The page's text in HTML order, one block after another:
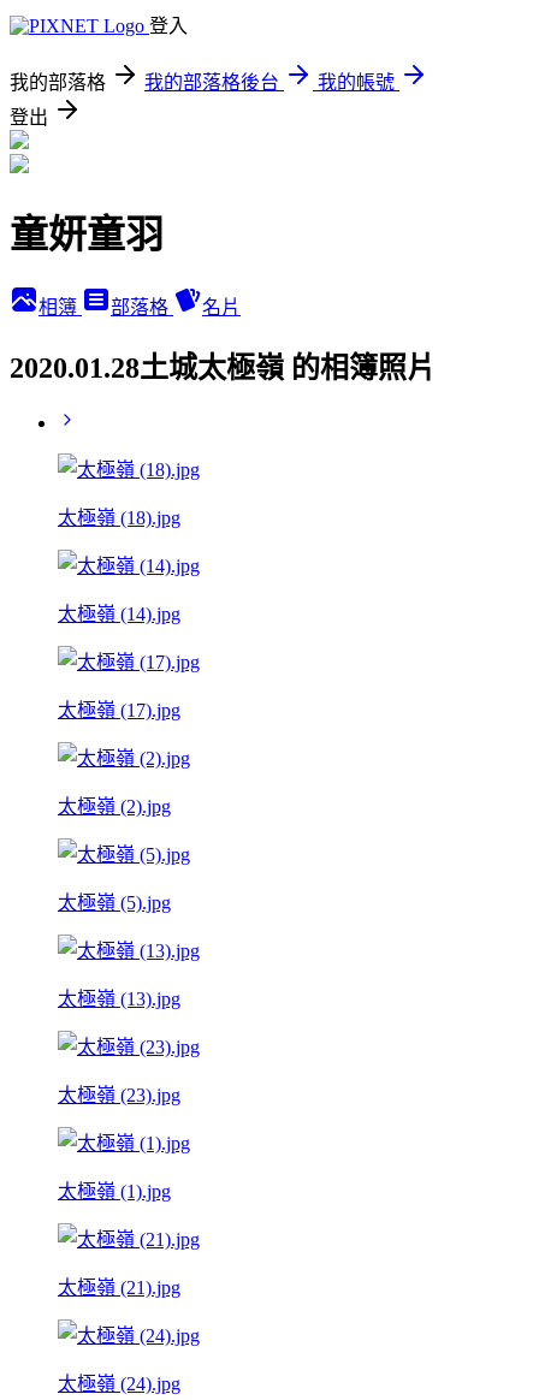
登入
我的部落格 我的部落格後台
我的帳號
登出
童妍童羽
相簿 部落格 名片
2020.01.28土城太極嶺 的相簿照片
太極嶺 (18).jpg
太極嶺 (14).jpg
太極嶺 (17).jpg
太極嶺 (2).jpg
太極嶺 (5).jpg
太極嶺 (13).jpg
太極嶺 (23).jpg
太極嶺 (1).jpg
太極嶺 (21).jpg
太極嶺 (24).jpg